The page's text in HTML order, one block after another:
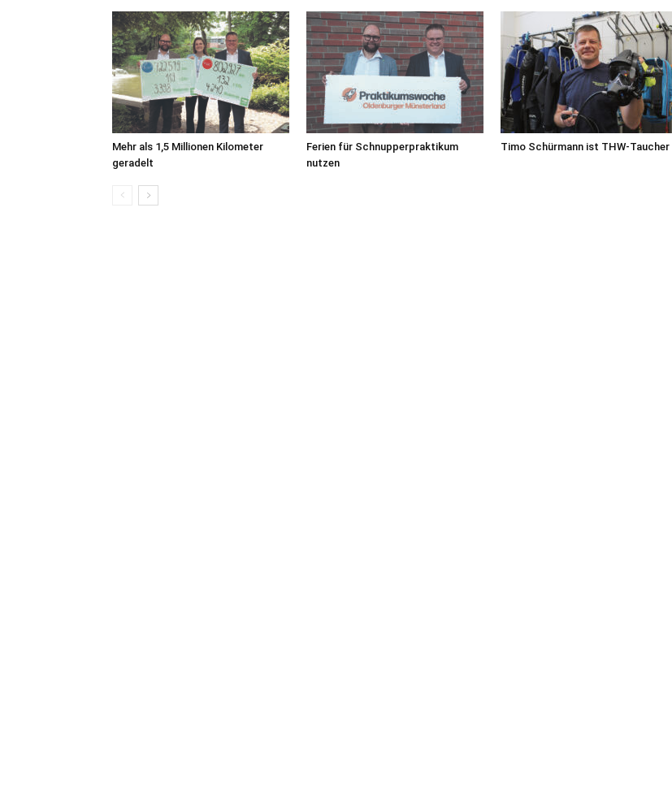
Mehr als 1,5 Millionen Kilometer
geradelt
Ferien für Schnupperpraktikum
nutzen
Timo Schürmann ist THW-Taucher